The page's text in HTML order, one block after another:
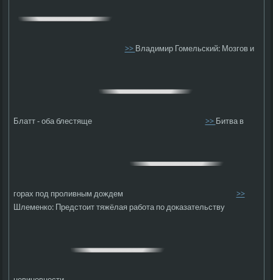
>>Владимир Гомельский: Мозгов и
Блатт - оба блестяще >>Битва в
горах под проливным дождем
>>
Шлеменко: Предстоит тяжёлая работа по доказательству